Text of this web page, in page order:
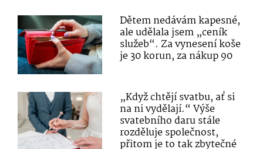
Dětem nedávám kapesné,
ale udělala jsem „ceník
služeb“. Za vynesení koše
je 30 korun, za nákup 90
„Když chtějí svatbu, ať si
na ni vydělají.“ Výše
svatebního daru stále
rozděluje společnost,
přitom je to tak zbytečné